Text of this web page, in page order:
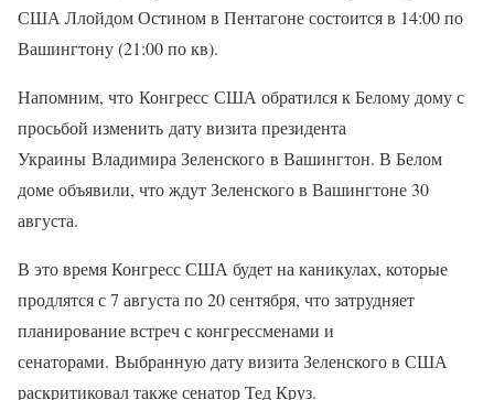
США Ллойдом Остином в Пентагоне состоится в 14:00 по
Вашингтону (21:00 по кв).
Напомним, что Конгресс США обратился к Белому дому с
просьбой изменить дату визита президента
Украины Владимира Зеленского в Вашингтон. В Белом
доме объявили, что ждут Зеленского в Вашингтоне 30
августа.
В это время Конгресс США будет на каникулах, которые
продлятся с 7 августа по 20 сентября, что затрудняет
планирование встреч с конгрессменами и
сенаторами. Выбранную дату визита Зеленского в США
раскритиковал также сенатор Тед Круз.